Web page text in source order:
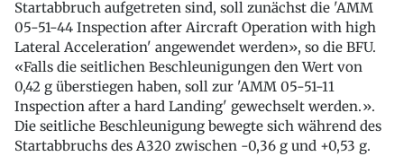
Startabbruch aufgetreten sind, soll zunächst die 'AMM
05-51-44 Inspection after Aircraft Operation with high
Lateral Acceleration' angewendet werden», so die BFU.
«Falls die seitlichen Beschleunigungen den Wert von
0,42 g überstiegen haben, soll zur 'AMM 05-51-11
Inspection after a hard Landing' gewechselt werden.».
Die seitliche Beschleunigung bewegte sich während des
Startabbruchs des A320 zwischen -0,36 g und +0,53 g.